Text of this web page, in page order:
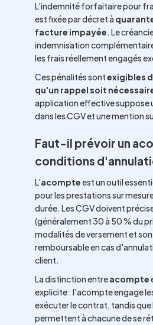
L'indemnité forfaitaire pour
est fixée par décret à
facture impayée. Le
indemnisation
les frais réellement engagés
Ces pénalités sontexigibles
qu'un rappel soit
application effective suppose
dans les CGV et une mention
Faut-il prévoir un
conditions
L'acompteest un outil
pour les prestations sur
durée. Les CGV doivent
(généralement 30 à 50 % du
modalités de versement et
remboursable en cas
client.
La distinction entreacompte
explicite : l'acompte engage
exécuter le contrat, tandis que
permettent à chacune de se